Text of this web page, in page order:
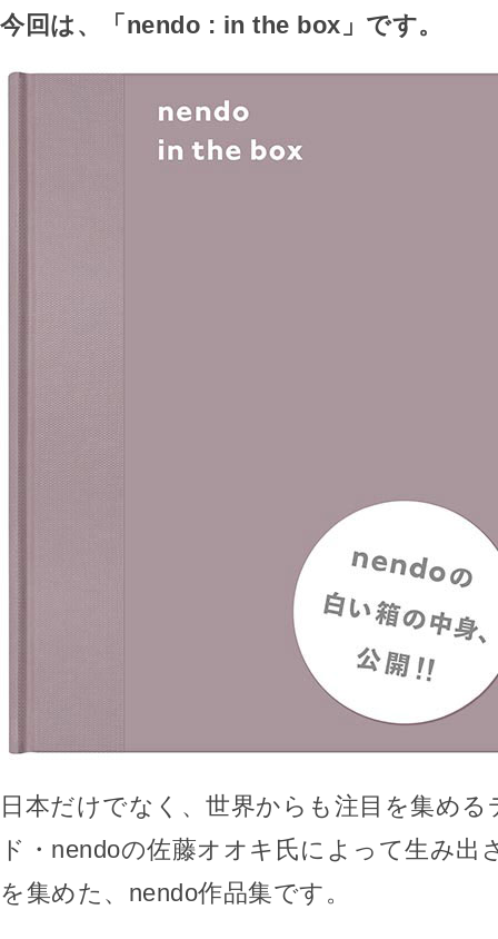
今回は、「nendo : in the box」です。
日本だけでなく、世界からも注目を集め
ド・nendoの佐藤オオキ氏によって生み出
を集めた、nendo作品集です。